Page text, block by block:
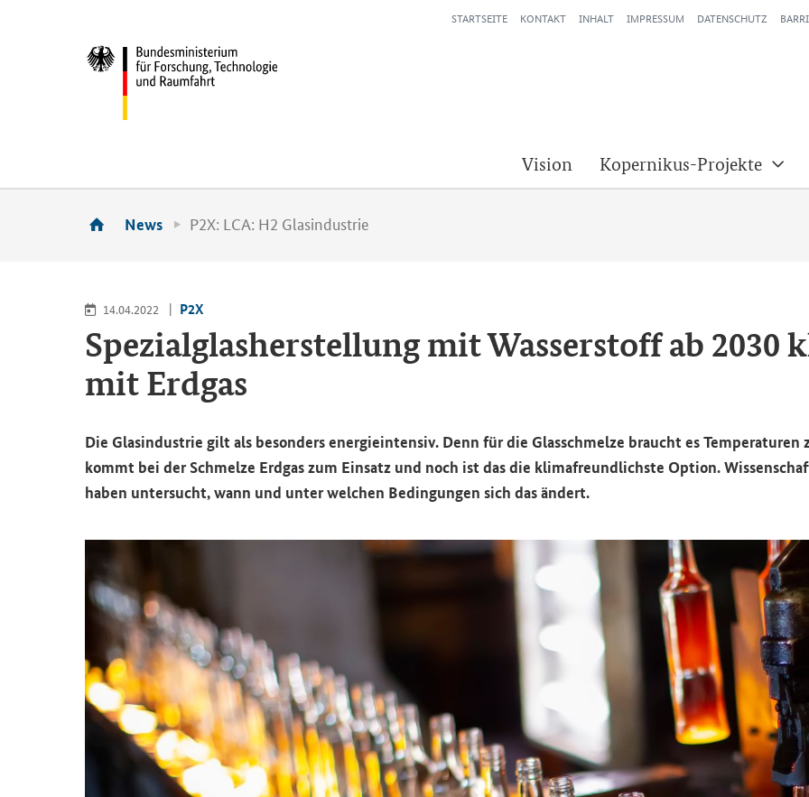
STARTSEITE KONTAKT INHALT IMPRESSUM DATENSCHUTZ
Vision Kopernikus-Projekte
News P2X: LCA: H2 Glasindustrie
14.04.2022 P2X
Spezialglasherstellung mit Wasserstoff ab
mit Erdgas
Die Glasindustrie gilt als besonders energieintensiv. Denn für die Glasschmelze braucht es Temperaturen
kommt bei der Schmelze Erdgas zum Einsatz und noch ist das die klimafreundlichste Option.
haben untersucht, wann und unter welchen Bedingungen sich das ändert.